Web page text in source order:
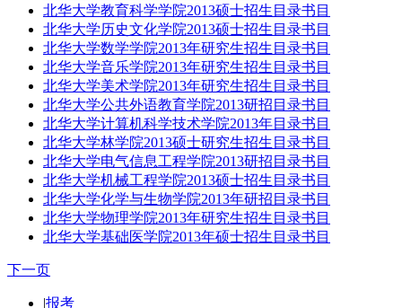
北华大学教育科学学院2013硕士招生目录书目
北华大学历史文化学院2013硕士招生目录书目
北华大学数学学院2013年研究生招生目录书目
北华大学音乐学院2013年研究生招生目录书目
北华大学美术学院2013年研究生招生目录书目
北华大学公共外语教育学院2013研招目录书目
北华大学计算机科学技术学院2013年目录书目
北华大学林学院2013硕士研究生招生目录书目
北华大学电气信息工程学院2013研招目录书目
北华大学机械工程学院2013硕士招生目录书目
北华大学化学与生物学院2013年研招目录书目
北华大学物理学院2013年研究生招生目录书目
北华大学基础医学院2013年硕士招生目录书目
下一页
|报考